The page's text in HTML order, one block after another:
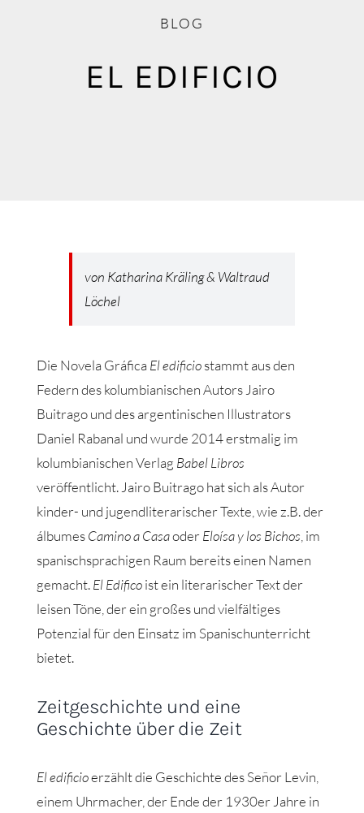
BLOG
EL EDIFICIO
von Katharina Kräling & Waltraud
Löchel
Die Novela Gráfica El edificiostammt aus den
Federn des kolumbianischen Autors Jairo
Buitrago und des argentinischen Illustrators
Daniel Rabanal und wurde 2014 erstmalig im
kolumbianischen Verlag Babel Libros
veröffentlicht. Jairo Buitrago hat sich als Autor
kinder- und jugendliterarischer Texte, wie z.B. der
álbumesCamino a CasaoderEloísa y los Bichos , im
spanischsprachigen Raum bereits einen Namen
gemacht.El Edificoist ein literarischer Text der
leisen Töne, der ein großes und vielfältiges
Potenzial für den Einsatz im Spanischunterricht
bietet.
Zeitgeschichte und eine
Geschichte über die Zeit
El edificioerzählt die Geschichte des Señor Levin,
einem Uhrmacher, der Ende der 1930er Jahre in